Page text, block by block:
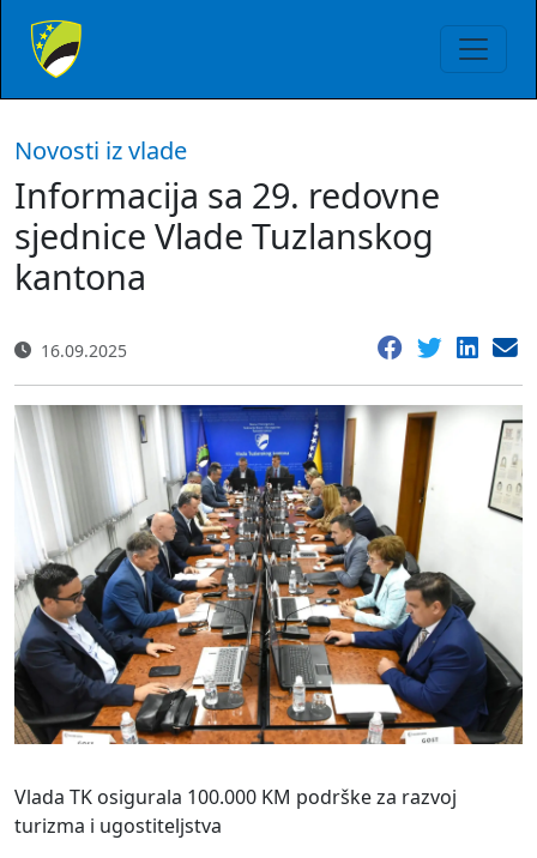
Novosti iz vlade
Informacija sa 29. redovne
sjednice Vlade Tuzlanskog
kantona
16.09.2025
Vlada TK osigurala 100.000 KM podrške za razvoj
turizma i ugostiteljstva